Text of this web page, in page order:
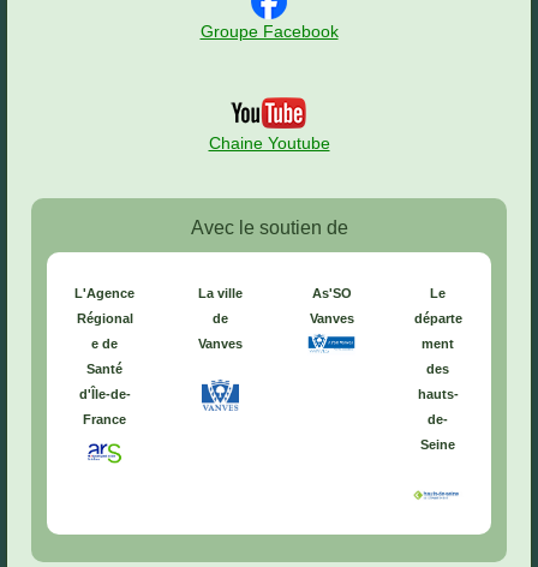
Groupe Facebook
Chaine Youtube
Avec le soutien de
L'Agence
Régional
e de
Santé
d'Île-de-
France
La ville
de
Vanves
As'SO
Vanves
Le
départe
ment
des
hauts-
de-
Seine